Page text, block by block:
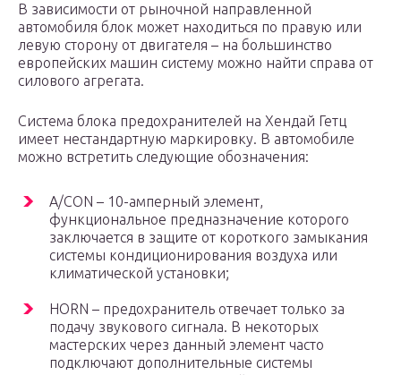
В зависимости от рыночной направленной
автомобиля блок может находиться по правую или
левую сторону от двигателя – на большинство
европейских машин систему можно найти справа от
силового агрегата.
Система блока предохранителей на Хендай Гетц
имеет нестандартную маркировку. В автомобиле
можно встретить следующие обозначения:
A/CON – 10-амперный элемент,
функциональное предназначение которого
заключается в защите от короткого замыкания
системы кондиционирования воздуха или
климатической установки;
HORN – предохранитель отвечает только за
подачу звукового сигнала. В некоторых
мастерских через данный элемент часто
подключают дополнительные системы